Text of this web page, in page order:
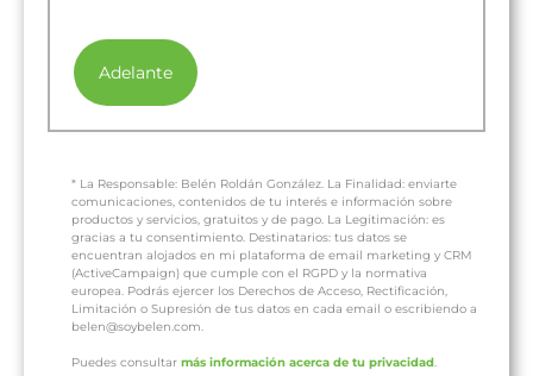
Adelante
* La Responsable: Belén Roldán González. La Finalidad: enviarte
comunicaciones, contenidos de tu interés e información sobre
productos y servicios, gratuitos y de pago. La Legitimación: es
gracias a tu consentimiento. Destinatarios: tus datos se
encuentran alojados en mi plataforma de email marketing y CRM
(ActiveCampaign) que cumple con el RGPD y la normativa
europea. Podrás ejercer los Derechos de Acceso, Rectificación,
Limitación o Supresión de tus datos en cada email o escribiendo a
belen@soybelen.com.
Puedes consultarmás información acerca de tu privacidad.